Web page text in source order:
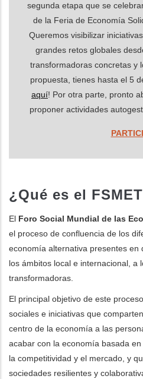
segunda etapa que se
de la Feria de Economía
Queremos visibilizar
grandes retos globales
transformadoras concretas y
propuesta, tienes hasta el 5
aquí! Por otra parte, pronto
proponer actividades
¿Qué es el
El Foro Social Mundial de las
el proceso de confluencia de los
economía alternativa presentes en
los ámbitos local e internacional, a
transformadoras.
El principal objetivo de este
sociales e iniciativas que
centro de la economía a las
acabar con la economía basada
la competitividad y el mercado, y
sociedades resilientes y